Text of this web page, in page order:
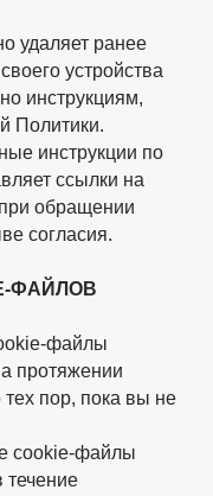
удаляет ранее
устройства
инструкциям,
Политики.
инструкции по
ссылки на
обращении
согласия.
ФАЙЛОВ
файлы
протяжении
тех пор, пока вы не
cookie-файлы
течение